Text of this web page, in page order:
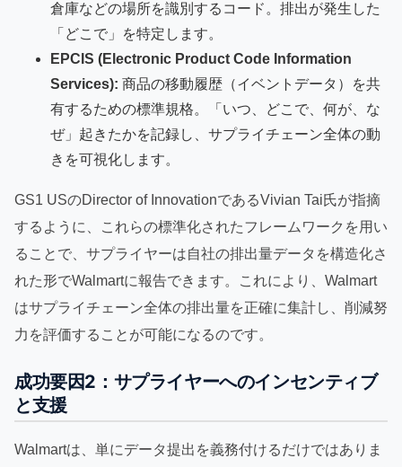
倉庫などの場所を識別するコード。排出が発生した
「どこで」を特定します。
EPCIS (Electronic Product Code Information
Services): 商品の移動履歴（イベントデータ）を共
有するための標準規格。「いつ、どこで、何が、な
ぜ」起きたかを記録し、サプライチェーン全体の動
きを可視化します。
GS1 USのDirector of InnovationであるVivian Tai氏が指摘
するように、これらの標準化されたフレームワークを用い
ることで、サプライヤーは自社の排出量データを構造化さ
れた形でWalmartに報告できます。これにより、Walmart
はサプライチェーン全体の排出量を正確に集計し、削減努
力を評価することが可能になるのです。
成功要因2：サプライヤーへのインセンティブ
と支援
Walmartは、単にデータ提出を義務付けるだけではありま